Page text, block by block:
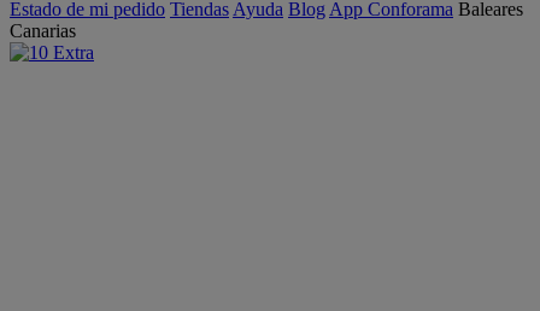
Estado de mi pedido Tiendas Ayuda Blog App Conforama Baleares
Canarias